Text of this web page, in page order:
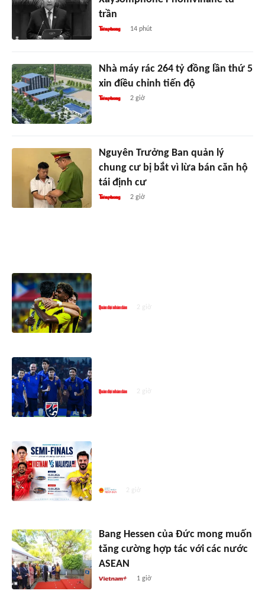
trần
14 phút
Nhà máy rác 264 tỷ đồng lần thứ 5
xin điều chỉnh tiến độ
2 giờ
Nguyên Trưởng Ban quản lý
chung cư bị bắt vì lừa bán căn hộ
tái định cư
2 giờ
2 giờ
2 giờ
2 giờ
Bang Hessen của Đức mong muốn
tăng cường hợp tác với các nước
ASEAN
1 giờ